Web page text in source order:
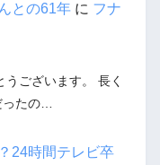
との61年に フナ
ございます。 長く
ったの…
24時間テレビ卒